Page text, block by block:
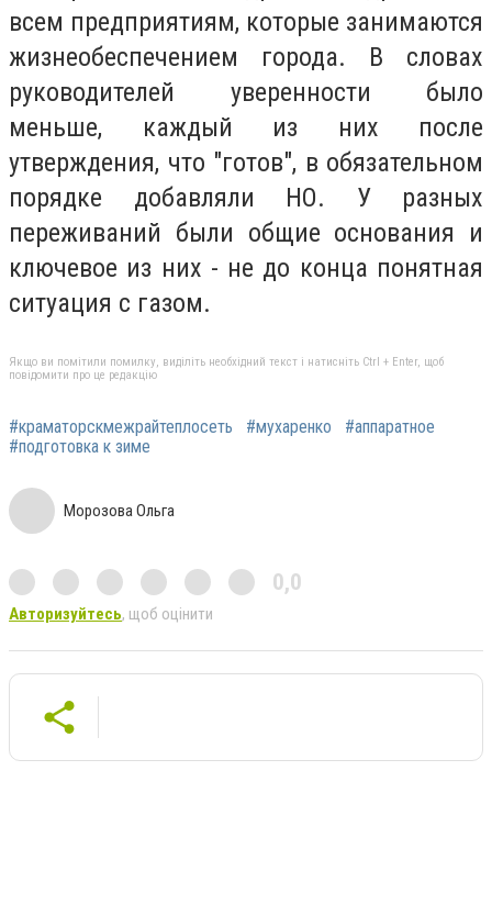
всем предприятиям, которые занимаются
жизнеобеспечением города. В словах
руководителей уверенности было
меньше, каждый из них после
утверждения, что "готов", в обязательном
порядке добавляли НО. У разных
переживаний были общие основания и
ключевое из них - не до конца понятная
ситуация с газом.
Якщо ви помітили помилку, виділіть необхідний текст і натисніть Ctrl + Enter, щоб
повідомити про це редакцію
#краматорскмежрайтеплосеть #мухаренко
#аппаратное
#подготовка к зиме
Морозова Ольга
0,0
Авторизуйтесь, щоб оцінити